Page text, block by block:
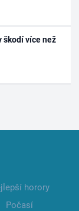
škodí více než
horory
Počasí